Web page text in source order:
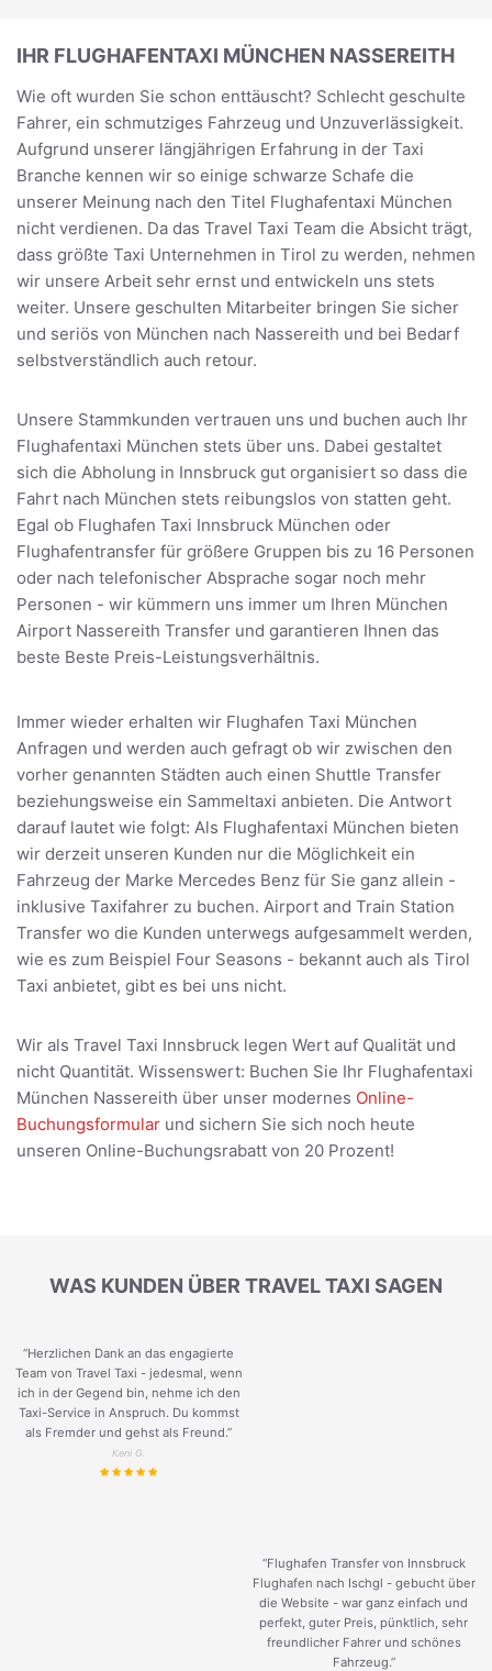
IHR FLUGHAFENTAXI MÜNCHEN NASSEREITH
Wie oft wurden Sie schon enttäuscht? Schlecht geschulte
Fahrer, ein schmutziges Fahrzeug und Unzuverlässigkeit.
Aufgrund unserer längjährigen Erfahrung in der Taxi
Branche kennen wir so einige schwarze Schafe die
unserer Meinung nach den Titel Flughafentaxi München
nicht verdienen. Da das Travel Taxi Team die Absicht trägt,
dass größte Taxi Unternehmen in Tirol zu werden, nehmen
wir unsere Arbeit sehr ernst und entwickeln uns stets
weiter. Unsere geschulten Mitarbeiter bringen Sie sicher
und seriös von München nach Nassereith und bei Bedarf
selbstverständlich auch retour.
Unsere Stammkunden vertrauen uns und buchen auch Ihr
Flughafentaxi München stets über uns. Dabei gestaltet
sich die Abholung in Innsbruck gut organisiert so dass die
Fahrt nach München stets reibungslos von statten geht.
Egal ob Flughafen Taxi Innsbruck München oder
Flughafentransfer für größere Gruppen bis zu 16 Personen
oder nach telefonischer Absprache sogar noch mehr
Personen - wir kümmern uns immer um Ihren München
Airport Nassereith Transfer und garantieren Ihnen das
beste Beste Preis-Leistungsverhältnis.
Immer wieder erhalten wir Flughafen Taxi München
Anfragen und werden auch gefragt ob wir zwischen den
vorher genannten Städten auch einen Shuttle Transfer
beziehungsweise ein Sammeltaxi anbieten. Die Antwort
darauf lautet wie folgt: Als Flughafentaxi München bieten
wir derzeit unseren Kunden nur die Möglichkeit ein
Fahrzeug der Marke Mercedes Benz für Sie ganz allein -
inklusive Taxifahrer zu buchen. Airport and Train Station
Transfer wo die Kunden unterwegs aufgesammelt werden,
wie es zum Beispiel Four Seasons - bekannt auch als Tirol
Taxi anbietet, gibt es bei uns nicht.
Wir als Travel Taxi Innsbruck legen Wert auf Qualität und
nicht Quantität. Wissenswert: Buchen Sie Ihr Flughafentaxi
München Nassereith über unser modernes Online-
Buchungsformular und sichern Sie sich noch heute
unseren Online-Buchungsrabatt von 20 Prozent!
WAS KUNDEN ÜBER TRAVEL TAXI SAGEN
“Herzlichen Dank an das engagierte
Team von Travel Taxi - jedesmal, wenn
ich in der Gegend bin, nehme ich den
Taxi-Service in Anspruch. Du kommst
als Fremder und gehst als Freund.”
Keni G.
“Flughafen Transfer von Innsbruck
Flughafen nach Ischgl - gebucht über
die Website - war ganz einfach und
perfekt, guter Preis, pünktlich, sehr
freundlicher Fahrer und schönes
Fahrzeug.”